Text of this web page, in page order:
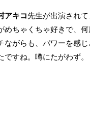
アキコ先生が出演され
ちゃくちゃ好きで、何
ながらも、パワーを感じ
すね。噂にたがわず。